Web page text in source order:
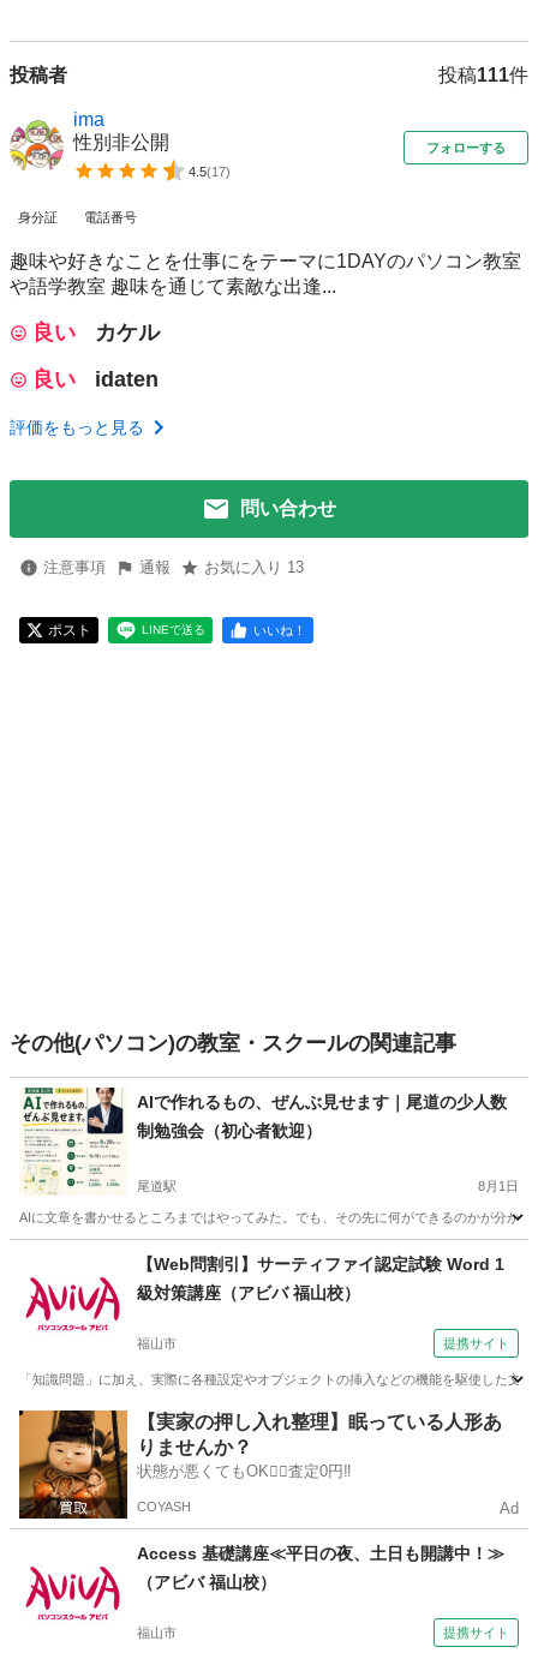
投稿者 投稿111件
ima
性別非公開
4.5(17)
フォローする
身分証 電話番号
趣味や好きなことを仕事にをテーマに1DAYのパソコン教室
や語学教室 趣味を通じて素敵な出逢...
良い
カケル
良い
idaten
評価をもっと見る
問い合わせ
注意事項 通報 お気に入り 13
ポスト LINEで送る いいね！
その他(パソコン)の教室・スクールの関連記事
AIで作れるもの、ぜんぶ見せます｜尾道の少人数
制勉強会（初心者歓迎）
尾道駅 8月1日
AIに文章を書かせるところまではやってみた。でも、その先に何ができるのかが分か
尾道駅 パソコン
【Web問割引】サーティファイ認定試験 Word 1
級対策講座（アビバ 福山校）
福山市 提携サイト
「知識問題」に加え、実際に各種設定やオブジェクトの挿入などの機能を駆使した
広島 福山市 ワード
【実家の押し入れ整理】眠っている人形あ
りませんか？
状態が悪くてもOK🙆‍♀️査定0円‼️
COYASH Ad
Access 基礎講座≪平日の夜、土日も開講中！≫
（アビバ 福山校）
福山市 提携サイト